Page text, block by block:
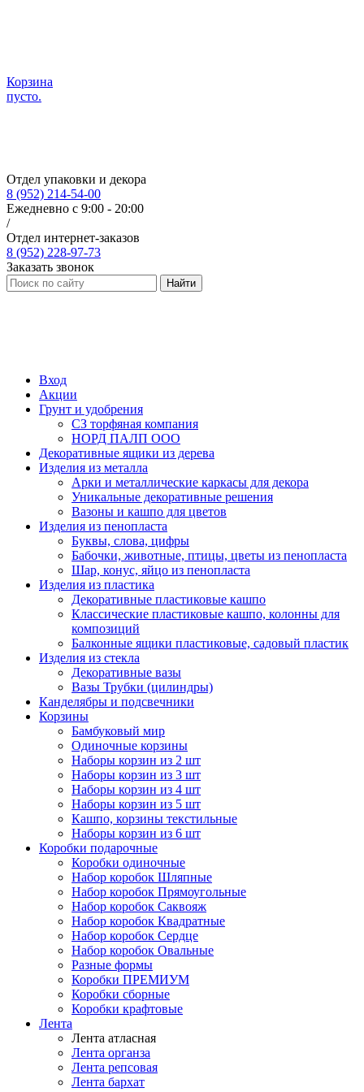
Корзина
пусто.
Отдел упаковки и декора
8 (952) 214-54-00
Ежедневно с 9:00 - 20:00
/
Отдел интернет-заказов
8 (952) 228-97-73
Заказать звонок
Найти
Вход
Акции
Грунт и удобрения
СЗ торфяная компания
НОРД ПАЛП ООО
Декоративные ящики из дерева
Изделия из металла
Арки и металлические каркасы для декора
Уникальные декоративные решения
Вазоны и кашпо для цветов
Изделия из пенопласта
Буквы, слова, цифры
Бабочки, животные, птицы, цветы из пенопласта
Шар, конус, яйцо из пенопласта
Изделия из пластика
Декоративные пластиковые кашпо
Классические пластиковые кашпо, колонны для
композиций
Балконные ящики пластиковые, садовый пластик
Изделия из стекла
Декоративные вазы
Вазы Трубки (цилиндры)
Канделябры и подсвечники
Корзины
Бамбуковый мир
Одиночные корзины
Наборы корзин из 2 шт
Наборы корзин из 3 шт
Наборы корзин из 4 шт
Наборы корзин из 5 шт
Кашпо, корзины текстильные
Наборы корзин из 6 шт
Коробки подарочные
Коробки одиночные
Набор коробок Шляпные
Набор коробок Прямоугольные
Набор коробок Саквояж
Набор коробок Квадратные
Набор коробок Сердце
Набор коробок Овальные
Разные формы
Коробки ПРЕМИУМ
Коробки сборные
Коробки крафтовые
Лента
Лента атласная
Лента органза
Лента репсовая
Лента бархат